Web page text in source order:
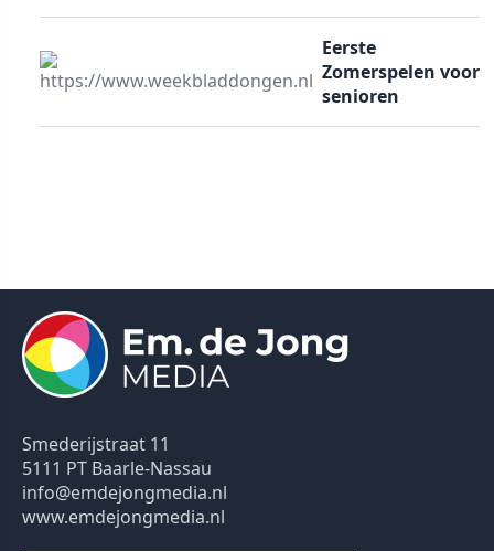
Eerste
Zomerspelen voor
senioren
Smederijstraat 11
5111 PT Baarle-Nassau
info@emdejongmedia.nl
www.emdejongmedia.nl